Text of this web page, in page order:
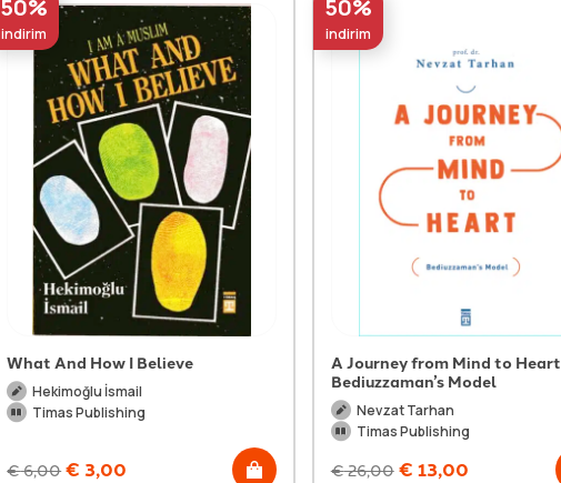
50%
indirim
What And How I Believe
Hekimoğlu İsmail
Timas Publishing
€6,00 € 3,00
50%
indirim
A Journey from Mind to Heart
Bediuzzaman’s Model
Nevzat Tarhan
Timas Publishing
€26,00 € 13,00